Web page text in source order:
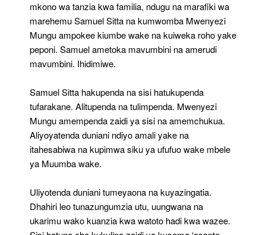
mkono wa tanzia kwa familia, ndugu na marafiki wa
marehemu Samuel Sitta na kumwomba Mwenyezi
Mungu ampokee kiumbe wake na kuiweka roho yake
peponi. Samuel ametoka mavumbini na amerudi
mavumbini. Ihidimiwe.
Samuel Sitta hakupenda na sisi hatukupenda
tufarakane. Alitupenda na tulimpenda. Mwenyezi
Mungu amempenda zaidi ya sisi na amemchukua.
Aliyoyatenda duniani ndiyo amali yake na
itahesabiwa na kupimwa siku ya ufufuo wake mbele
ya Muumba wake.
Uliyotenda duniani tumeyaona na kuyazingatia.
Dhahiri leo tunazungumzia utu, uungwana na
ukarimu wako kuanzia kwa watoto hadi kwa wazee.